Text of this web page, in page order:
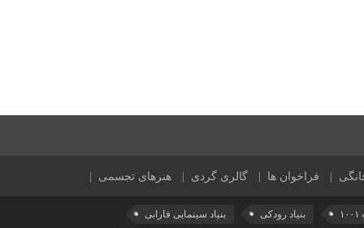
فراخوان ها گالری گردی هنرهای تجسمی
بنیاد رودکی بنیاد سینمایی فارابی